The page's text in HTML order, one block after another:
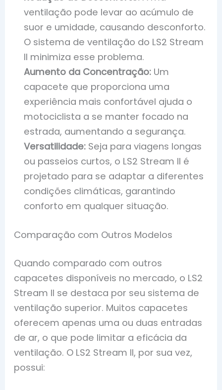
ventilação pode levar ao acúmulo de
suor e umidade, causando desconforto.
O sistema de ventilação do LS2 Stream
II minimiza esse problema.
Aumento da Concentração: Um
capacete que proporciona uma
experiência mais confortável ajuda o
motociclista a se manter focado na
estrada, aumentando a segurança.
Versatilidade: Seja para viagens longas
ou passeios curtos, o LS2 Stream II é
projetado para se adaptar a diferentes
condições climáticas, garantindo
conforto em qualquer situação.
Comparação com Outros Modelos
Quando comparado com outros
capacetes disponíveis no mercado, o LS2
Stream II se destaca por seu sistema de
ventilação superior. Muitos capacetes
oferecem apenas uma ou duas entradas
de ar, o que pode limitar a eficácia da
ventilação. O LS2 Stream II, por sua vez,
possui: